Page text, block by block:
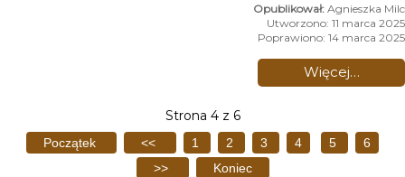
Agnieszka Milc
Utworzono: 11 marca 2025
Poprawiono: 14 marca 2025
Więcej…
Strona 4 z 6
Początek << 1 2 3 4 5
6
>>
Koniec